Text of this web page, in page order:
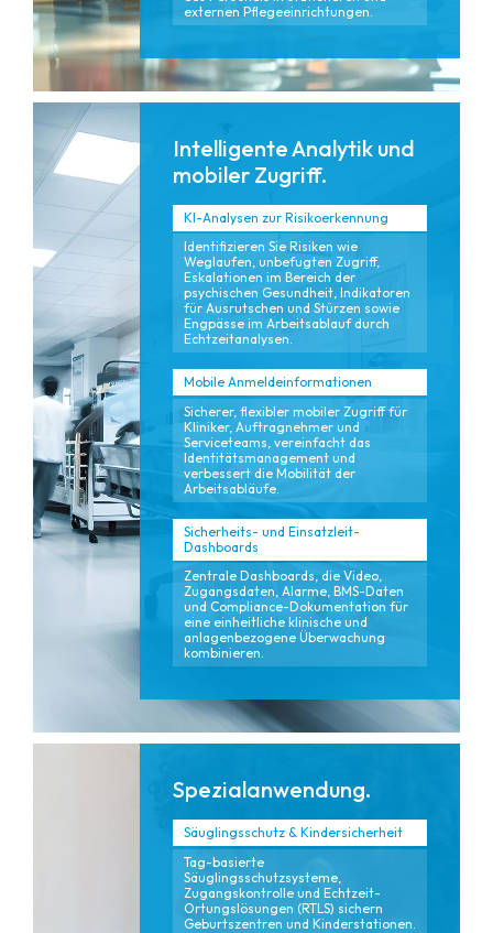
externen Pflegeeinrichtungen.
Intelligente Analytik und
mobiler Zugriff.
KI-Analysen zur Risikoerkennung
Identifizieren Sie Risiken wie
Weglaufen, unbefugten Zugriff,
Eskalationen im Bereich der
psychischen Gesundheit, Indikatoren
für Ausrutschen und Stürzen sowie
Engpässe im Arbeitsablauf durch
Echtzeitanalysen.
Mobile Anmeldeinformationen
Sicherer, flexibler mobiler Zugriff für
Kliniker, Auftragnehmer und
Serviceteams, vereinfacht das
Identitätsmanagement und
verbessert die Mobilität der
Arbeitsabläufe.
Sicherheits- und Einsatzleit-
Dashboards
Zentrale Dashboards, die Video,
Zugangsdaten, Alarme, BMS-Daten
und Compliance-Dokumentation für
eine einheitliche klinische und
anlagenbezogene Überwachung
kombinieren.
Spezialanwendung.
Säuglingsschutz & Kindersicherheit
Tag-basierte
Säuglingsschutzsysteme,
Zugangskontrolle und Echtzeit-
Ortungslösungen (RTLS) sichern
Geburtszentren und Kinderstationen.